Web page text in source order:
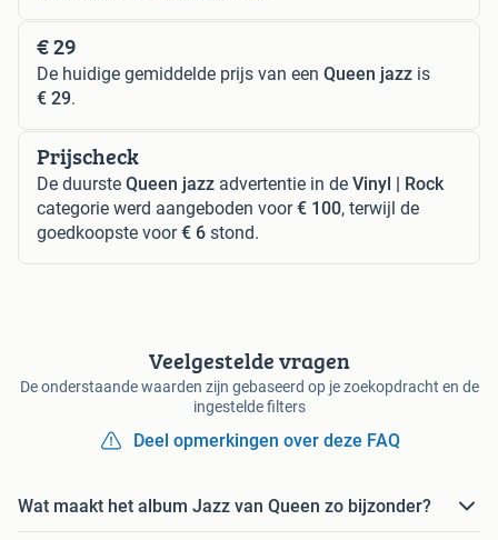
€ 29
De huidige gemiddelde prijs van een Queen jazz is
€ 29.
Prijscheck
De duurste Queen jazz advertentie in de Vinyl | Rock
categorie werd aangeboden voor€ 100, terwijl de
goedkoopste voor€ 6 stond.
Veelgestelde vragen
De onderstaande waarden zijn gebaseerd op je zoekopdracht en de
ingestelde filters
Deel opmerkingen over deze FAQ
Wat maakt het album Jazz van Queen zo bijzonder?